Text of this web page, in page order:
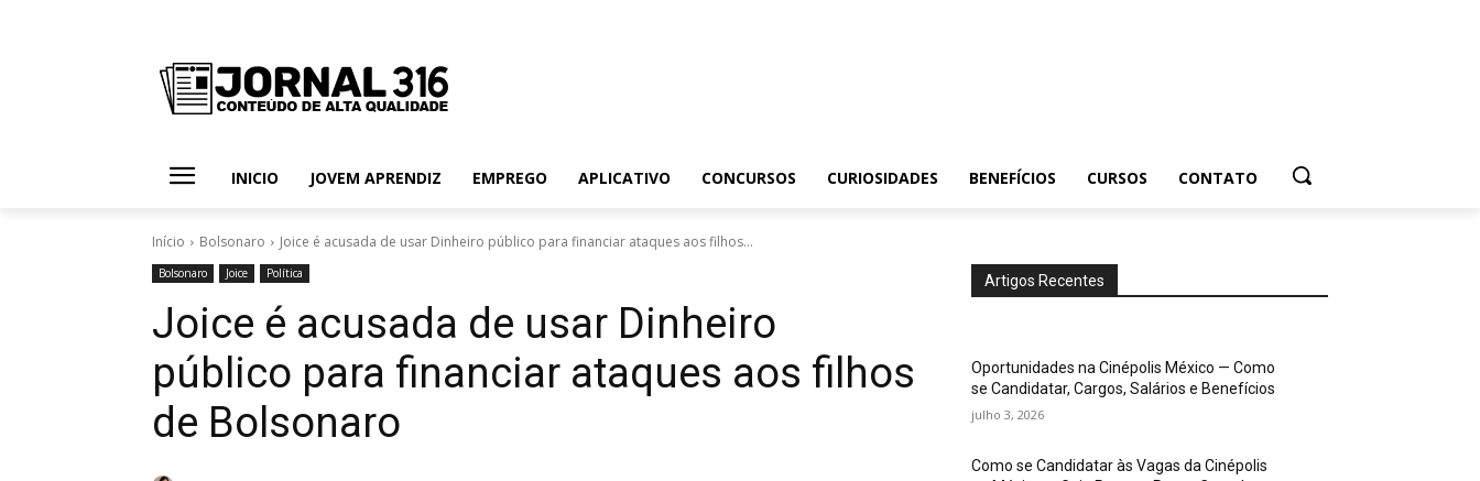
INICIO JOVEM APRENDIZ EMPREGO APLICATIVO CONCURSOS CURIOSIDADES BENEFÍCIOS CURSOS CONTATO
Início Bolsonaro Joice é acusada de usar Dinheiro público para financiar ataques aos filhos...
Bolsonaro Joice Política
Joice é acusada de usar Dinheiro
público para financiar ataques aos filhos
de Bolsonaro
Artigos Recentes
Oportunidades na Cinépolis México — Como
se Candidatar, Cargos, Salários e Benefícios
julho 3, 2026
Como se Candidatar às Vagas da Cinépolis